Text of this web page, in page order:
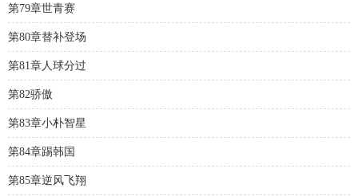
第79章世青赛
第80章替补登场
第81章人球分过
第82骄傲
第83章小朴智星
第84章踢韩国
第85章逆风飞翔